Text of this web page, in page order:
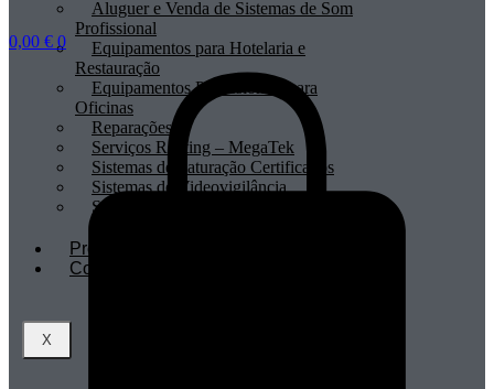
Aluguer e Venda de Sistemas de Som
Profissional
Equipamentos para Hotelaria e
Restauração
Equipamentos Profissionais para
Oficinas
Reparações
Serviços Renting – MegaTek
Sistemas de Faturação Certificados
Sistemas de Videovigilância
Sistemas POS
Profissionais
Contactos
X
0,00 € 0